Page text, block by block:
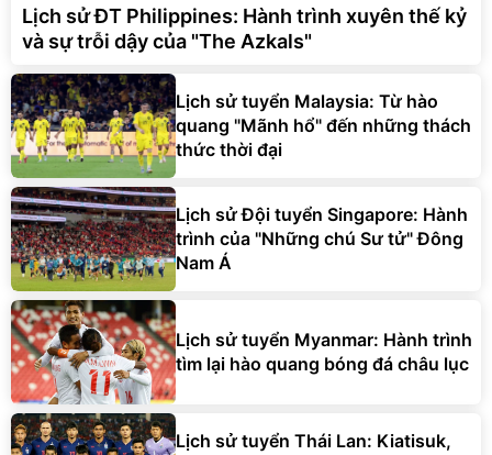
Lịch sử ĐT Philippines: Hành trình xuyên thế kỷ
và sự trỗi dậy của "The Azkals"
Lịch sử tuyển Malaysia: Từ hào
quang "Mãnh hổ" đến những thách
thức thời đại
Lịch sử Đội tuyển Singapore: Hành
trình của "Những chú Sư tử" Đông
Nam Á
Lịch sử tuyển Myanmar: Hành trình
tìm lại hào quang bóng đá châu lục
Lịch sử tuyển Thái Lan: Kiatisuk,